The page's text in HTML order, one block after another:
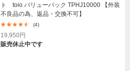
ト toio バリューパック TPHJ10000 【外装
不良品の為、返品・交換不可】
(4)
19,950円
販売休止中です